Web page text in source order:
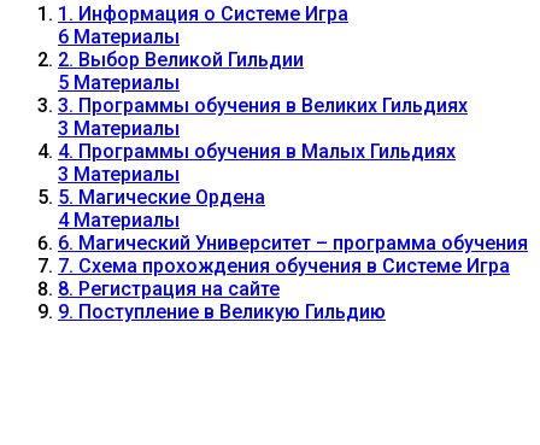
1. Информация о Системе Игра
6 Материалы
2. Выбор Великой Гильдии
5 Материалы
3. Программы обучения в Великих Гильдиях
3 Материалы
4. Программы обучения в Малых Гильдиях
3 Материалы
5. Магические Ордена
4 Материалы
6. Магический Университет – программа обучения
7. Схема прохождения обучения в Системе Игра
8. Регистрация на сайте
9. Поступление в Великую Гильдию